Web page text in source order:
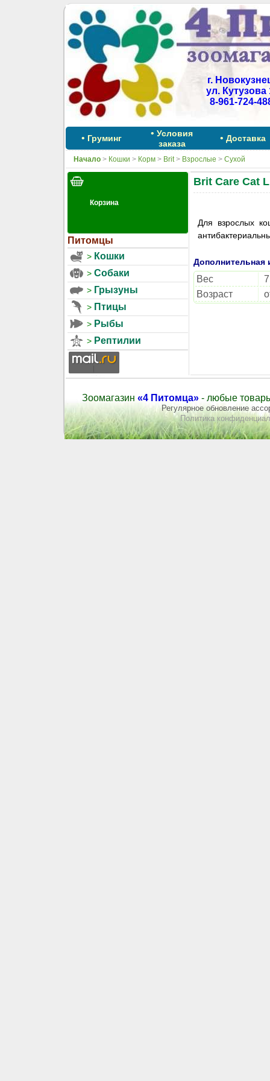
г.
ул. Кутузова
8-961-724-
• Груминг • Условия
заказа
• Доставка
Начало> Кошки > Корм> Brit> Взрослые > Сухой
Питомцы
Кошки
Собаки
Грызуны
Птицы
Рыбы
Рептилии
Brit Care Cat
Для взрослых
Дополнительная
Вес
7
Возраст
Зоомагазин «4 Питомца» - любые
Регулярное обновление
Политика